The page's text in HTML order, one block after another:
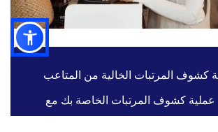
كشوف المرتبات الخالية من المتاعب
كشوف المرتبات الخاصة بك مع